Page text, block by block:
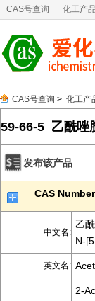
CAS号查询 化工产品
CAS号查询 > 化工产
59-66-5 乙酰唑
发布该产品
CAS
中文名:
乙
N-
英文名:
2-